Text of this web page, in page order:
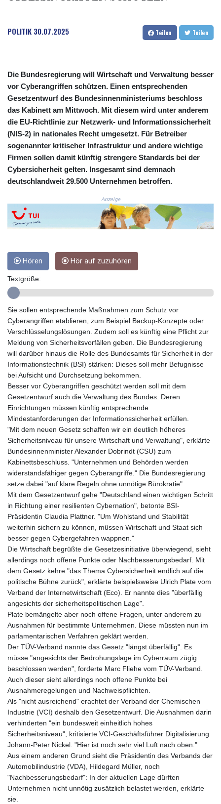
CRC 525.120121
CUC 1.152209
CZK 24.243908
DJF 205.567023
DKK 7.475736
DOP 67.265387
DZD 153.102878
ERN 17.283128
ETB 186.320421
FJD 2.552604
FKP 0.856369
GBP 0.856512
GGP 0.856369
GHS 13.568751
GIP 0.856369
10137.703095
GTQ 8.808015
HKD 9.039024
HRK 7.533599
HTG 150.927975
HUF 365.333043
IDR
20624.533343
ILS 3.472762
IMP 0.856369
INR 109.715086
IQD
1512.239361
IRR
1584113.947438
ISK 142.468329
JEP 0.856369
JMD 182.981857
JOD 0.816908
JPY 182.455111
KES 149.049537
KGS 100.760472
KHR
4683.238048
KMF 491.993323
KRW
1637.219545
KWD 0.356067
KYD 0.96202
KZT 540.94374
LAK
26082.966454
LBP
103373.346556
LKR 387.758699
LRD 208.366759
LSL 18.828807
LTL 3.402172
LVL 0.696959
LYD 7.358683
MAD 10.770417
MDL 20.085595
MGA
4963.135313
MKD 61.539077
MMK
2419.122624
MNT
POLITIK 30.07.2025 Teilen Teilen
Die Bundesregierung will Wirtschaft und Verwaltung besser
vor Cyberangriffen schützen. Einen entsprechenden
Gesetzentwurf des Bundesinnenministeriums beschloss
das Kabinett am Mittwoch. Mit diesem wird unter anderem
die EU-Richtlinie zur Netzwerk- und Informationssicherheit
(NIS-2) in nationales Recht umgesetzt. Für Betreiber
sogenannter kritischer Infrastruktur und andere wichtige
Firmen sollen damit künftig strengere Standards bei der
Cybersicherheit gelten. Insgesamt sind demnach
deutschlandweit 29.500 Unternehmen betroffen.
Anzeige
Hören Hör auf zuzuhören
Textgröße:
Sie sollen entsprechende Maßnahmen zum Schutz vor
Cyberangriffen etablieren, zum Beispiel Backup-Konzepte oder
Verschlüsselungslösungen. Zudem soll es künftig eine Pflicht zur
Meldung von Sicherheitsvorfällen geben. Die Bundesregierung
will darüber hinaus die Rolle des Bundesamts für Sicherheit in der
Informationstechnik (BSI) stärken: Dieses soll mehr Befugnisse
bei Aufsicht und Durchsetzung bekommen.
Besser vor Cyberangriffen geschützt werden soll mit dem
Gesetzentwurf auch die Verwaltung des Bundes. Deren
Einrichtungen müssen künftig entsprechende
Mindestanforderungen der Informationssicherheit erfüllen.
"Mit dem neuen Gesetz schaffen wir ein deutlich höheres
Sicherheitsniveau für unsere Wirtschaft und Verwaltung", erklärte
Bundesinnenminister Alexander Dobrindt (CSU) zum
Kabinettsbeschluss. "Unternehmen und Behörden werden
widerstandsfähiger gegen Cyberangriffe." Die Bundesregierung
setze dabei "auf klare Regeln ohne unnötige Bürokratie".
Mit dem Gesetzentwurf gehe "Deutschland einen wichtigen Schritt
in Richtung einer resilienten Cybernation", betonte BSI-
Präsidentin Claudia Plattner. "Um Wohlstand und Stabilität
weiterhin sichern zu können, müssen Wirtschaft und Staat sich
besser gegen Cybergefahren wappnen."
Die Wirtschaft begrüßte die Gesetzesinitiative überwiegend, sieht
allerdings noch offene Punkte oder Nachbesserungsbedarf. Mit
dem Gesetz kehre "das Thema Cybersicherheit endlich auf die
politische Bühne zurück", erklärte beispielsweise Ulrich Plate vom
Verband der Internetwirtschaft (Eco). Er nannte dies "überfällig
angesichts der sicherheitspolitischen Lage".
Plate bemängelte aber noch offene Fragen, unter anderem zu
Ausnahmen für bestimmte Unternehmen. Diese müssten nun im
parlamentarischen Verfahren geklärt werden.
Der TÜV-Verband nannte das Gesetz "längst überfällig". Es
müsse "angesichts der Bedrohungslage im Cyberraum zügig
beschlossen werden", forderte Marc Fliehe vom TÜV-Verband.
Auch dieser sieht allerdings noch offene Punkte bei
Ausnahmeregelungen und Nachweispflichten.
Als "nicht ausreichend" erachtet der Verband der Chemischen
Industrie (VCI) deshalb den Gesetzentwurf. Die Ausnahmen darin
verhinderten "ein bundesweit einheitlich hohes
Sicherheitsniveau", kritisierte VCI-Geschäftsführer Digitalisierung
Johann-Peter Nickel. "Hier ist noch sehr viel Luft nach oben."
Aus einem anderen Grund sieht die Präsidentin des Verbands der
Automobilindustrie (VDA), Hildegard Müller, noch
"Nachbesserungsbedarf": In der aktuellen Lage dürften
Unternehmen nicht unnötig zusätzlich belastet werden, erklärte
sie.